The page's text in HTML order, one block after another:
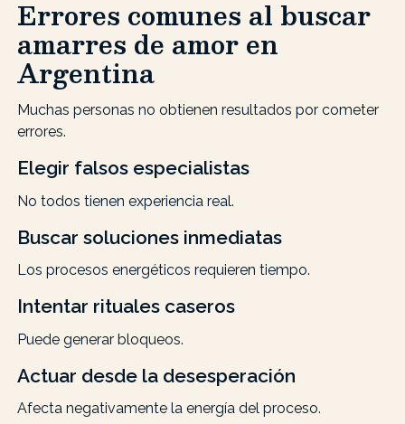
Errores comunes al buscar
amarres de amor en
Argentina
Muchas personas no obtienen resultados por cometer
errores.
Elegir falsos especialistas
No todos tienen experiencia real.
Buscar soluciones inmediatas
Los procesos energéticos requieren tiempo.
Intentar rituales caseros
Puede generar bloqueos.
Actuar desde la desesperación
Afecta negativamente la energía del proceso.